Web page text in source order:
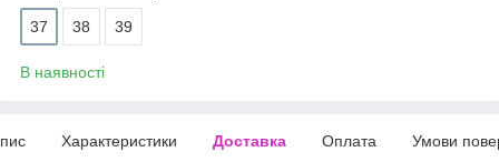
37 38 39
В наявності
Характеристики Доставка Оплата Умови